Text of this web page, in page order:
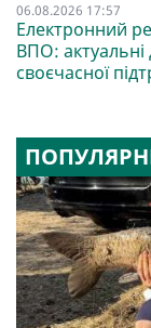
06.08.2026 17:57
Електронний
ВПО: актуальні
своєчасної